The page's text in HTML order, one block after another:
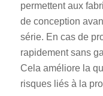
permettent aux
de conception
série. En cas de
rapidement sans
Cela améliore la
risques liés à la